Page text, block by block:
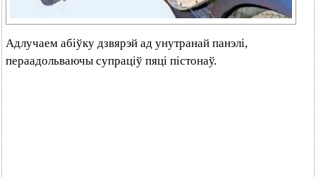
Адлучаем абіўку дзвярэй ад унутранай панэлі,
пераадольваючы супраціў пяці пістонаў.